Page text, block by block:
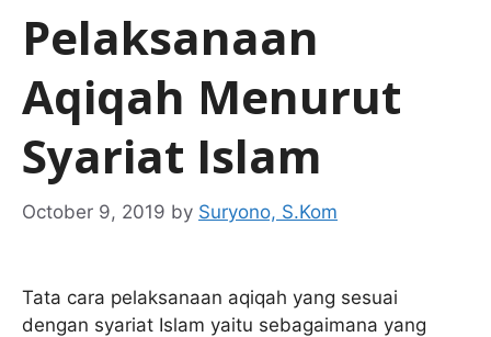
Pelaksanaan
Aqiqah Menurut
Syariat Islam
October 9, 2019 by Suryono, S.Kom
Tata cara pelaksanaan aqiqah yang sesuai
dengan syariat Islam yaitu sebagaimana yang